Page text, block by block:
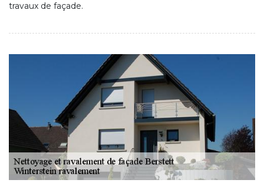
travaux de façade.